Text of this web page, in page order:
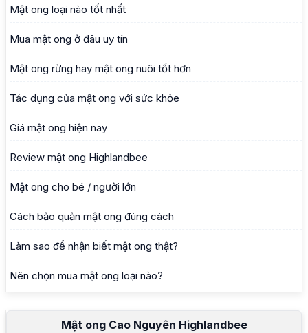
Mật ong loại nào tốt nhất
Mua mật ong ở đâu uy tín
Mật ong rừng hay mật ong nuôi tốt hơn
Tác dụng của mật ong với sức khỏe
Giá mật ong hiện nay
Review mật ong Highlandbee
Mật ong cho bé / người lớn
Cách bảo quản mật ong đúng cách
Làm sao để nhận biết mật ong thật?
Nên chọn mua mật ong loại nào?
Mật ong Cao Nguyên Highlandbee